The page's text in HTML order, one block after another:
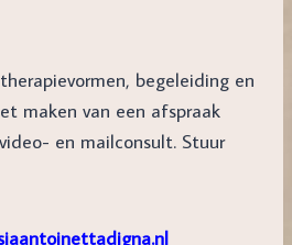
begeleiding en
maken van een afspraak
en mailconsult. Stuur